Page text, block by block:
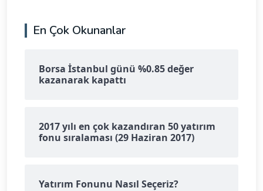
En Çok Okunanlar
Borsa İstanbul günü %0.85 değer
kazanarak kapattı
2017 yılı en çok kazandıran 50 yatırım
fonu sıralaması (29 Haziran 2017)
Yatırım Fonunu Nasıl Seçeriz?